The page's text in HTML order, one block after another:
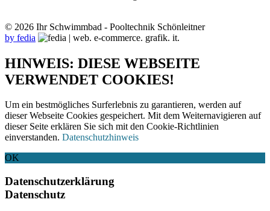
© 2026 Ihr Schwimmbad - Pooltechnik Schönleitner
by fedia
HINWEIS: DIESE WEBSEITE
VERWENDET COOKIES!
Um ein bestmögliches Surferlebnis zu garantieren, werden auf
dieser Webseite Cookies gespeichert. Mit dem Weiternavigieren auf
dieser Seite erklären Sie sich mit den Cookie-Richtlinien
einverstanden. Datenschutzhinweis
OK
Datenschutzerklärung
Datenschutz